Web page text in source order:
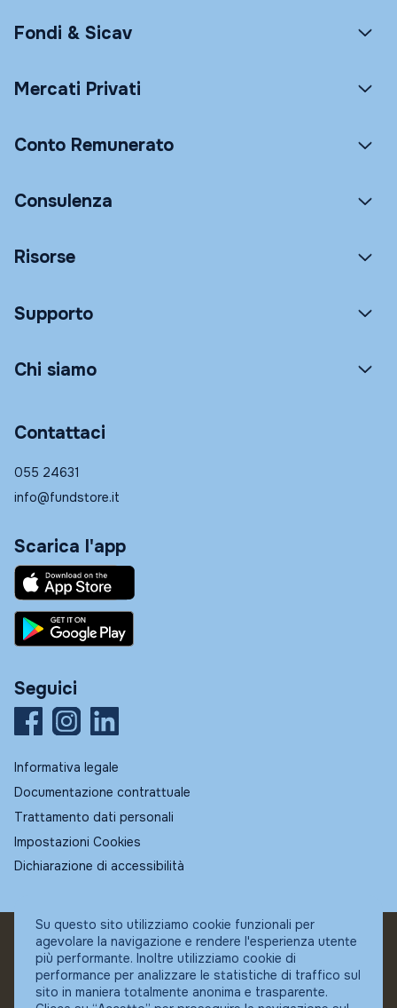
Fondi & Sicav
Mercati Privati
Conto Remunerato
Consulenza
Risorse
Supporto
Chi siamo
Contattaci
055 24631
info@fundstore.it
Scarica l'app
Seguici
Informativa legale
Documentazione contrattuale
Trattamento dati personali
Impostazioni Cookies
Dichiarazione di accessibilità
© Fundstore
Collocatore autorizzato:
Banca Ifigest SpA
P.Iva: 04337180485
Su questo sito utilizziamo cookie funzionali per
agevolare la navigazione e rendere l'esperienza utente
più performante. Inoltre utilizziamo cookie di
performance per analizzare le statistiche di traffico sul
sito in maniera totalmente anonima e trasparente.